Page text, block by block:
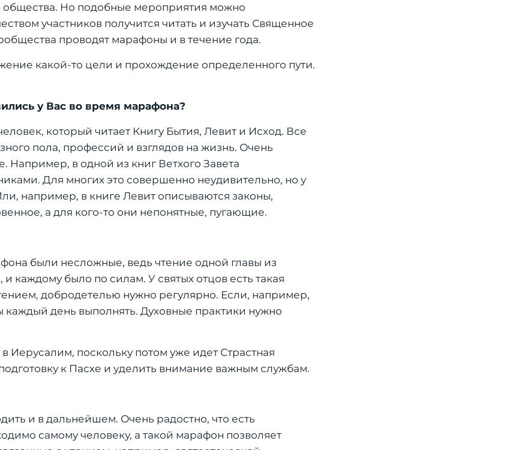
Но подобные мероприятия можно
участников получится читать и изучать Священное
проводят марафоны и в течение года.
какой-то цели и прохождение определенного пути.
у Вас во время марафона?
который читает Книгу Бытия, Левит и Исход. Все
пола, профессий и взглядов на жизнь. Очень
Например, в одной из книг Ветхого Завета
Для многих это совершенно неудивительно, но у
например, в книге Левит описываются законы,
а для кого-то они непонятные, пугающие.
были несложные, ведь чтение одной главы из
каждому было по силам. У святых отцов есть такая
добродетелью нужно регулярно. Если, например,
день выполнять. Духовные практики нужно
Иерусалим, поскольку потом уже идет Страстная
к Пасхе и уделить внимание важным службам.
и в дальнейшем. Очень радостно, что есть
самому человеку, а такой марафон позволяет